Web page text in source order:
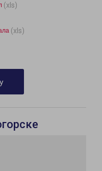
(xls)
(xls)